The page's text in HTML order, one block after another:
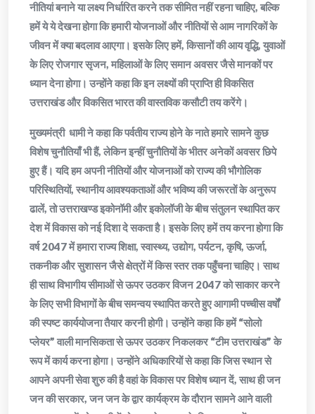
नीतियां बनाने या लक्ष्य निर्धारित करने तक सीमित नहीं रहना चाहिए, बल्कि
हमें ये ये देखना होगा कि हमारी योजनाओं और नीतियों से आम नागरिकों के
जीवन में क्या बदलाव आएगा। इसके लिए हमें, किसानों की आय वृद्धि, युवाओं
के लिए रोजगार सृजन, महिलाओं के लिए समान अवसर जैसे मानकों पर
ध्यान देना होगा। उन्होंने कहा कि इन लक्ष्यों की प्राप्ति ही विकसित
उत्तराखंड और विकसित भारत की वास्तविक कसौटी तय करेंगे।
मुख्यमंत्री धामी ने कहा कि पर्वतीय राज्य होने के नाते हमारे सामने कुछ
विशेष चुनौतियाँ भी हैं, लेकिन इन्हीं चुनौतियों के भीतर अनेकों अवसर छिपे
हुए हैं। यदि हम अपनी नीतियों और योजनाओं को राज्य की भौगोलिक
परिस्थितियों, स्थानीय आवश्यकताओं और भविष्य की जरूरतों के अनुरूप
ढालें, तो उत्तराखण्ड इकोनॉमी और इकोलॉजी के बीच संतुलन स्थापित कर
देश में विकास को नई दिशा दे सकता है। इसके लिए हमें तय करना होगा कि
वर्ष 2047 में हमारा राज्य शिक्षा, स्वास्थ्य, उद्योग, पर्यटन, कृषि, ऊर्जा,
तकनीक और सुशासन जैसे क्षेत्रों में किस स्तर तक पहुँचना चाहिए। साथ
ही साथ विभागीय सीमाओं से ऊपर उठकर विजन 2047 को साकार करने
के लिए सभी विभागों के बीच समन्वय स्थापित करते हुए आगामी पच्चीस वर्षों
की स्पष्ट कार्ययोजना तैयार करनी होगी। उन्होंने कहा कि हमें “सोलो
प्लेयर” वाली मानसिकता से ऊपर उठकर निकलकर “टीम उत्तराखंड” के
रूप में कार्य करना होगा। उन्होंने अधिकारियों से कहा कि जिस स्थान से
आपने अपनी सेवा शुरु की है वहां के विकास पर विशेष ध्यान दें, साथ ही जन
जन की सरकार, जन जन के द्वार कार्यक्रम के दौरान सामने आने वाली